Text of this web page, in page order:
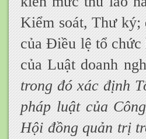
Kiểm soát, Thư ký;
của Điều lệ tổ chức
của Luật doanh
trong đó xác định
pháp luật của
Hội đồng quản trị